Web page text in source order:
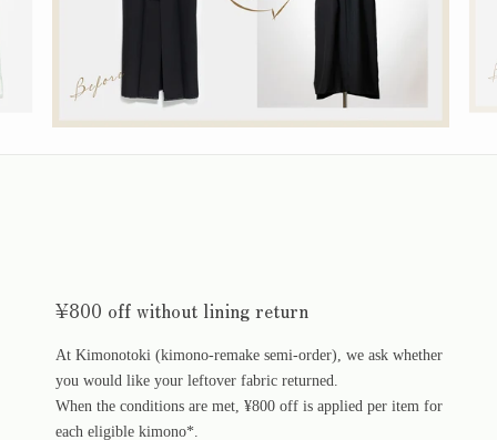
¥800 off without lining return
At Kimonotoki (kimono-remake semi-order), we ask whether
you would like your leftover fabric returned.
When the conditions are met, ¥800 off is applied per item for
each eligible kimono*.